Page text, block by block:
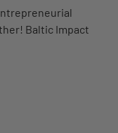
Baltic Impact